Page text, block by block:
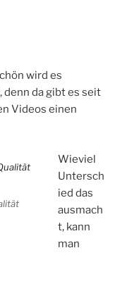
wird es
, denn da gibt es seit
Videos einen
Wieviel
Untersch
ied das
ausmach
t, kann
man